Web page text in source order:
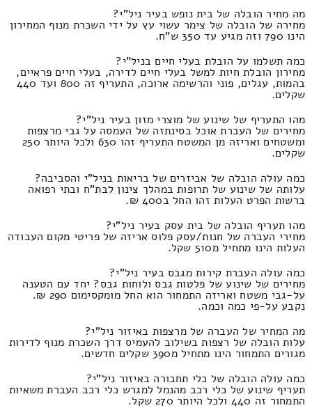
מה מחיר הובלה של בית נופש בעיר ניל"י?
מחירה של הובלה של צימר עשוי עץ על ידי השכרת מנוף המחירון
הינו 790 וזה מגיע עד 350 ש"ח.
כמה תשלמו על הובלת בעלי חיים בניל"י?
מחירון הובלת חיות למשל בעלי חיים לדירה, בעלי חיים פראיים,
בהמות, עגלים, פוני והרשימה ארוכה, התעריף זה 800 ועד 440
שקלים.
מהו התעריף של שינוע של מוצרי מזון בעיר ניל"י?
מחירים של העברת אוכל בסינתזה של העמסה על גבי מרצפות
ומשטחים ואריזה מן המשטח התעריף זהו 630 ולכל היותר 250
שקלים.
כמה עולה הובלה של אביזרים של בריאות בניל"י והסביבה?
עלותה של שינוע של תרופות במהלך צינון לבת"ח ובתי רפואה
ברשות הפרט העלות זהו החל ב400 ₪.
מהו תעריף הובלה של בית עסק בעיר ניל"י?
מחירי העברה של חנות/עסק פלוס אריזה של פריטי מקום העבודה
העלות הינו מתחיל מ510 שקל.
כמה עולה העברת קירות מגבס בעיר ניל"י?
מחירים של שינוע של פלטות גבס ולוחות גבס? יחד עם הטענה
על-גבי משטח ואריזה התמחור הוא החל מומקסימום 290 ₪.
נקבע על-פי כמה וכמה.
מה המחיר של העברה של מרצפות באיזור ניל"י?
עלות הובלה של רצפות בשילוב להעמיס דרך השכרת מנוף לדירות
מגורים התמחור הינו מתחיל מ390 שקלים חדשים.
כמה עולה הובלה של כלי תחבורה באיזור ניל"י?
תעריף שינוע של כלי רכב מהנמל למגרש כלי רכב העברת משאיות
התמחור זה 440 ולכל היותר 270 שקל.